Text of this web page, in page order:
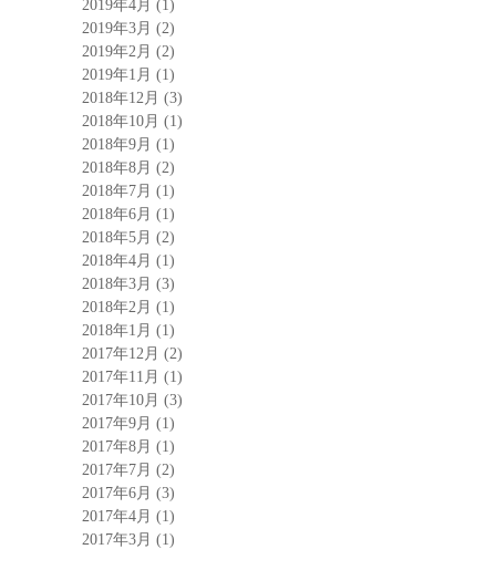
2019年4月 (1)
2019年3月 (2)
2019年2月 (2)
2019年1月 (1)
2018年12月 (3)
2018年10月 (1)
2018年9月 (1)
2018年8月 (2)
2018年7月 (1)
2018年6月 (1)
2018年5月 (2)
2018年4月 (1)
2018年3月 (3)
2018年2月 (1)
2018年1月 (1)
2017年12月 (2)
2017年11月 (1)
2017年10月 (3)
2017年9月 (1)
2017年8月 (1)
2017年7月 (2)
2017年6月 (3)
2017年4月 (1)
2017年3月 (1)